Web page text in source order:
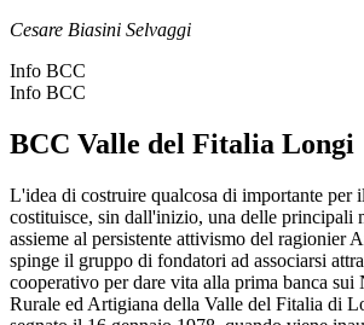
Cesare Biasini Selvaggi
Info BCC
Info BCC
BCC Valle del Fitalia Longi
L'idea di costruire qualcosa di importante per
costituisce, sin dall'inizio, una delle principali
assieme al persistente attivismo del ragionier
spinge il gruppo di fondatori ad associarsi
cooperativo per dare vita alla prima banca sui
Rurale ed Artigiana della Valle del Fitalia di